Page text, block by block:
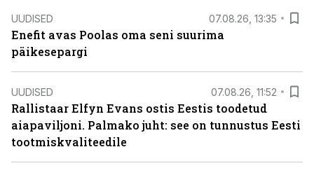
UUDISED 07.08.26, 13:35
Enefit avas Poolas oma seni suurima
päikesepargi
UUDISED 07.08.26, 11:52
Rallistaar Elfyn Evans ostis Eestis toodetud
aiapaviljoni. Palmako juht: see on tunnustus Eesti
tootmiskvaliteedile